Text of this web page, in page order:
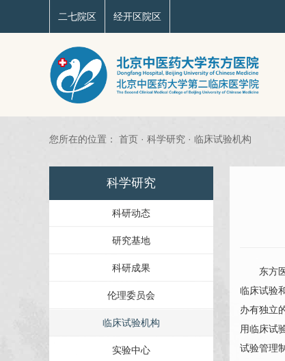
二七院区 经开区院区
您所在的位置： 首页 · 科学研究 · 临床试验机构
科学研究
科研动态
研究基地
科研成果
伦理委员会
临床试验机构
实验中心
东方医
临床试验
办有独立
用临床试
试验管理